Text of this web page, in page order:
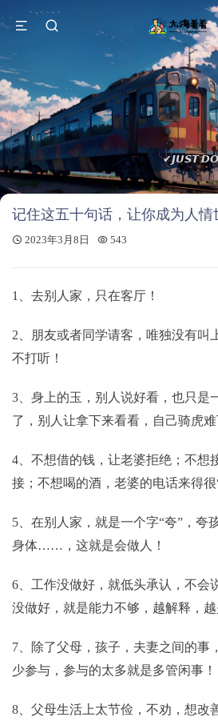
✔𝙅𝙐𝙎𝙏 𝘿𝙊
记住这五十句话，让你成为人情
2023年3月8日 543
1、去别人家，只在客厅！
2、朋友或者同学请客，唯独没有叫
不打听！
3、身上的玉，别人说好看，也只是
了，别人让拿下来看看，自己骑虎难
4、不想借的钱，让老婆拒绝；不想
接；不想喝的酒，老婆的电话来得很
5、在别人家，就是一个字“夸”，夸
身体……，这就是会做人！
6、工作没做好，就低头承认，不会
没做好，就是能力不够，越解释，越
7、除了父母，孩子，夫妻之间的事
少参与，参与的太多就是多管闲事！
8、父母生活上太节俭，不劝，想改